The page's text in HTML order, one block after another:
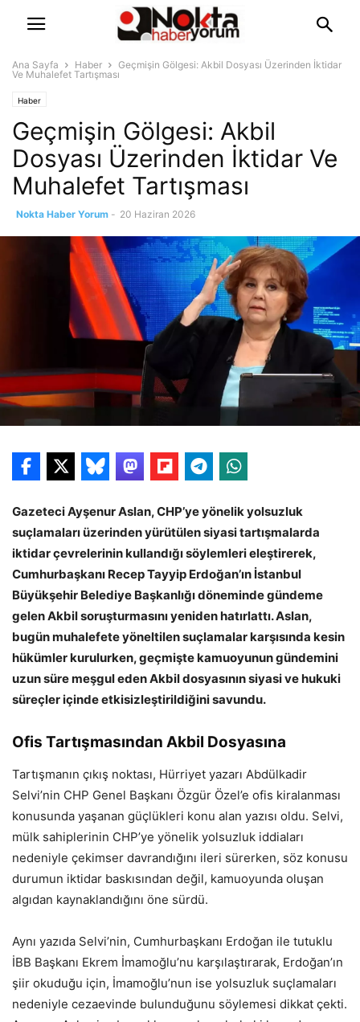
Ana Sayfa Haber
Geçmişin Gölgesi: Akbil Dosyası Üzerinden İktidar
Ve Muhalefet Tartışması
Haber
Geçmişin Gölgesi: Akbil
Dosyası Üzerinden İktidar Ve
Muhalefet Tartışması
Nokta Haber Yorum - 20 Haziran 2026
Gazeteci Ayşenur Aslan, CHP’ye yönelik yolsuzluk
suçlamaları üzerinden yürütülen siyasi tartışmalarda
iktidar çevrelerinin kullandığı söylemleri eleştirerek,
Cumhurbaşkanı Recep Tayyip Erdoğan’ın İstanbul
Büyükşehir Belediye Başkanlığı döneminde gündeme
gelen Akbil soruşturmasını yeniden hatırlattı. Aslan,
bugün muhalefete yöneltilen suçlamalar karşısında kesin
hükümler kurulurken, geçmişte kamuoyunun gündemini
uzun süre meşgul eden Akbil dosyasının siyasi ve hukuki
süreçler içinde etkisizleştirildiğini savundu.
Ofis Tartışmasından Akbil Dosyasına
Tartışmanın çıkış noktası, Hürriyet yazarı Abdülkadir
Selvi’nin CHP Genel Başkanı Özgür Özel’e ofis kiralanması
konusunda yaşanan güçlükleri konu alan yazısı oldu. Selvi,
mülk sahiplerinin CHP’ye yönelik yolsuzluk iddiaları
nedeniyle çekimser davrandığını ileri sürerken, söz konusu
durumun iktidar baskısından değil, kamuoyunda oluşan
algıdan kaynaklandığını öne sürdü.
Aynı yazıda Selvi’nin, Cumhurbaşkanı Erdoğan ile tutuklu
İBB Başkanı Ekrem İmamoğlu’nu karşılaştırarak, Erdoğan’ın
şiir okuduğu için, İmamoğlu’nun ise yolsuzluk suçlamaları
nedeniyle cezaevinde bulunduğunu söylemesi dikkat çekti.